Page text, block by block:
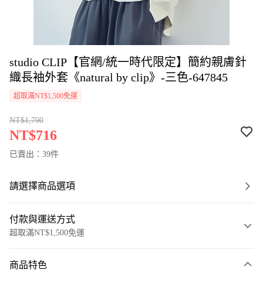
studio CLIP【官網/統一時代限定】簡約親膚針
織長袖外套《natural by clip》-三色-647845
超取滿NT$1,500免運
NT$1,790
NT$716
已賣出：39件
請選擇商品選項
付款與運送方式
超取滿NT$1,500免運
信用卡一次付款
商品特色